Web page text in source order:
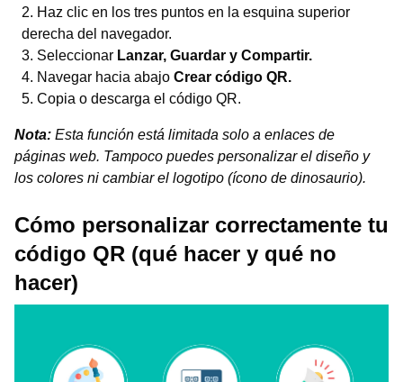
Haz clic en los tres puntos en la esquina superior
derecha del navegador.
Seleccionar Lanzar, Guardar y Compartir.
Navegar hacia abajo Crear código QR.
Copia o descarga el código QR.
Nota: Esta función está limitada solo a enlaces de
páginas web. Tampoco puedes personalizar el diseño y
los colores ni cambiar el logotipo (ícono de dinosaurio).
Cómo personalizar correctamente tu
código QR (qué hacer y qué no
hacer)